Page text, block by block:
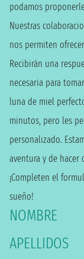
NOMBRE
APELLIDOS
podamos
Nuestras
nos permiten
Recibirán una
necesaria para
luna de miel
minutos, pero les
personalizado.
aventura y de
¡Completen el
sueño!